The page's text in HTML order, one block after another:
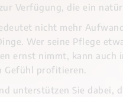
Verfügung, die ein
nicht mehr
Wer seine Pflege
ernst nimmt, kann auch
Gefühl profitieren.
unterstützen Sie dabei,